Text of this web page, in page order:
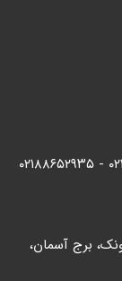
برج آسمان،